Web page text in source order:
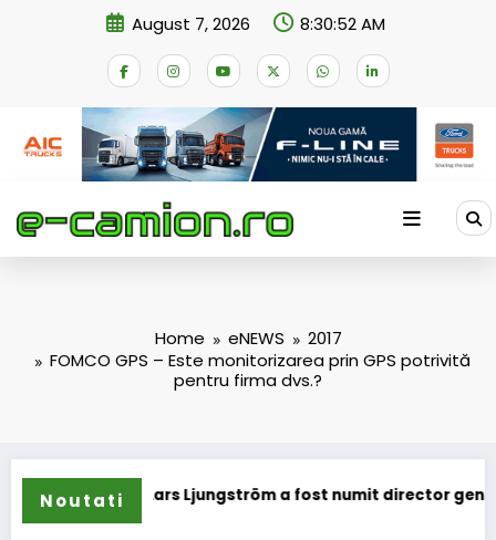
August 7, 2026 8:30:53 AM
Home eNEWS
2017
FOMCO GPS – Este monitorizarea prin GPS potrivită
pentru firma dvs.?
Noutatia fost numit director general (CFO) pentruIVECO